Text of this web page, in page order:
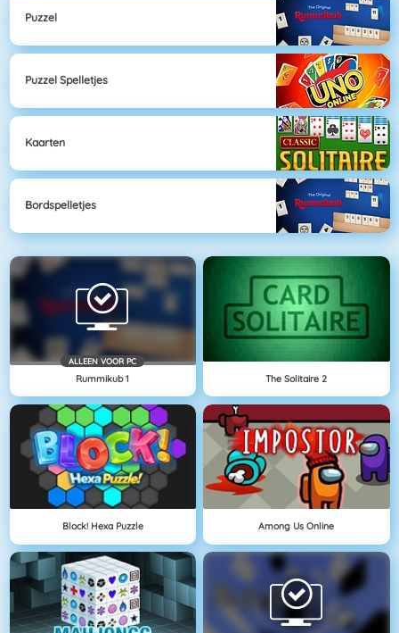
Puzzel
Puzzel Spelletjes
Kaarten
Bordspelletjes
ALLEEN VOOR PC
Rummikub 1 The Solitaire 2
Block! Hexa Puzzle Among Us Online